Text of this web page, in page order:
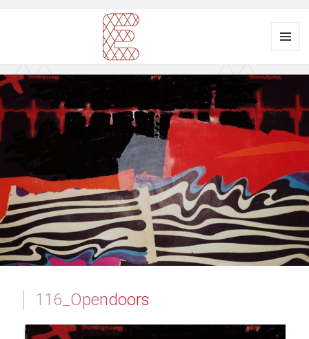
Ausstellungsraum
EULENGASSE
und
Widgets
116_Opendoors